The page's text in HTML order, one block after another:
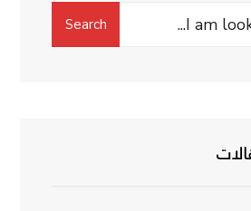
Search